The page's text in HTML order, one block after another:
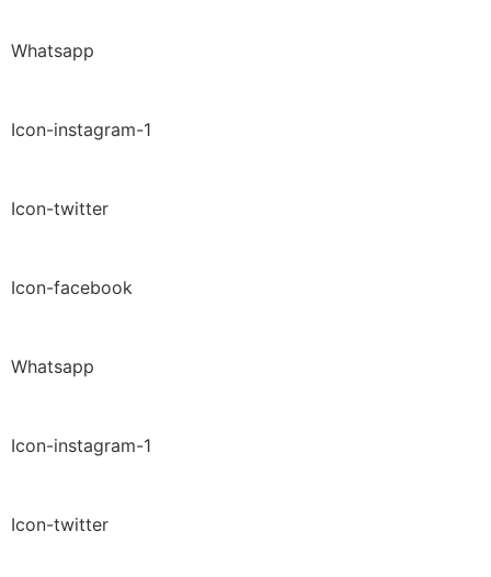
Whatsapp
Icon-instagram-1
Icon-twitter
Icon-facebook
Whatsapp
Icon-instagram-1
Icon-twitter